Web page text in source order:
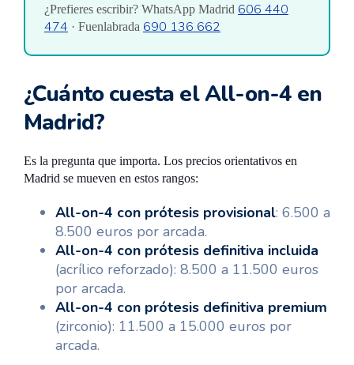
¿Prefieres escribir? WhatsApp Madrid 606 440
474 · Fuenlabrada 690 136 662
¿Cuánto cuesta el All-on-4 en
Madrid?
Es la pregunta que importa. Los precios orientativos en
Madrid se mueven en estos rangos:
All-on-4 con prótesis provisional: 6.500 a
8.500 euros por arcada.
All-on-4 con prótesis definitiva incluida
(acrílico reforzado): 8.500 a 11.500 euros
por arcada.
All-on-4 con prótesis definitiva premium
(zirconio): 11.500 a 15.000 euros por
arcada.